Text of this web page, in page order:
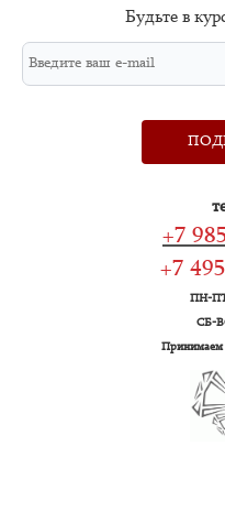
Будьте в
+7
+7
ПН-ПТ
СБ-
Принимаем